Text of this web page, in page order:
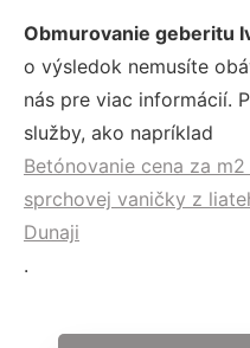
Obmurovanie geberitu
o výsledok nemusíte
nás pre viac informácií.
služby, ako napríklad
Betónovanie cena za
sprchovej vaničky z
Dunaji
.